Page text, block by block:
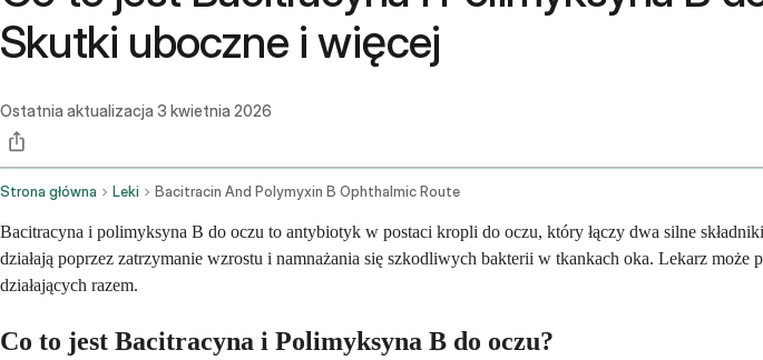
Skutki uboczne i więcej
Ostatnia aktualizacja 3 kwietnia 2026
Strona główna Leki Bacitracin And Polymyxin B Ophthalmic Route
Bacitracyna i polimyksyna B do oczu to antybiotyk w postaci kropli do oczu, który łączy dwa silne
działają poprzez zatrzymanie wzrostu i namnażania się szkodliwych bakterii w tkankach oka. Lekarz
działających razem.
Co to jest Bacitracyna i Polimyksyna B do oczu?